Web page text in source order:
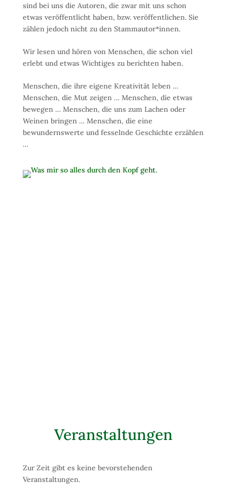
sind bei uns die Autoren, die zwar mit uns schon
etwas veröffentlicht haben, bzw. veröffentlichen. Sie
zählen jedoch nicht zu den Stammautor*innen.
Wir lesen und hören von Menschen, die schon viel
erlebt und etwas Wichtiges zu berichten haben.
Menschen, die ihre eigene Kreativität leben …
Menschen, die Mut zeigen … Menschen, die etwas
bewegen … Menschen, die uns zum Lachen oder
Weinen bringen … Menschen, die eine
bewundernswerte und fesselnde Geschichte erzählen
…
Veranstaltungen
Zur Zeit gibt es keine bevorstehenden
Veranstaltungen.